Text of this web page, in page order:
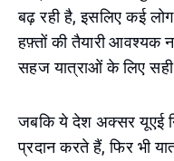
बढ़ रही है, इसलिए कई
हफ़्तों की तैयारी आवश्यक
सहज यात्राओं के लिए
जबकि ये देश अक्सर यूएई
प्रदान करते हैं, फिर भी